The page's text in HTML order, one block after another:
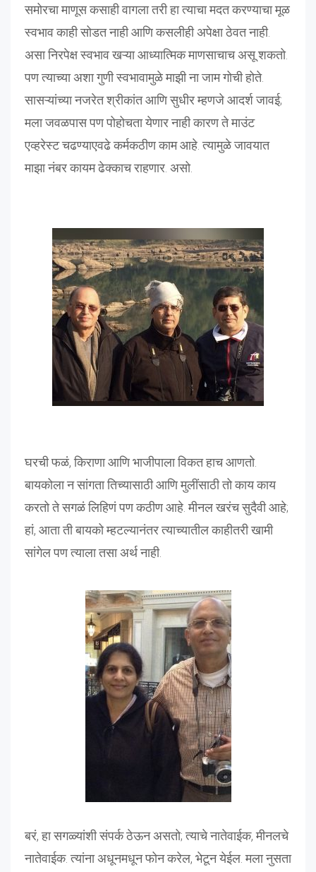
समोरचा माणूस कसाही वागला तरी हा त्याचा मदत करण्याचा मूळ
स्वभाव काही सोडत नाही आणि कसलीही अपेक्षा ठेवत नाही.
असा निरपेक्ष स्वभाव खऱ्या आध्यात्मिक माणसाचाच असू शकतो.
पण त्याच्या अशा गुणी स्वभावामुळे माझी ना जाम गोची होते.
सासऱ्यांच्या नजरेत श्रीकांत आणि सुधीर म्हणजे आदर्श जावई;
मला जवळपास पण पोहोचता येणार नाही कारण ते माउंट
एव्हरेस्ट चढण्याएवढे कर्मकठीण काम आहे. त्यामुळे जावयात
माझा नंबर कायम ढेक्काच राहणार. असो.
घरची फळं, किराणा आणि भाजीपाला विकत हाच आणतो.
बायकोला न सांगता तिच्यासाठी आणि मुलींसाठी तो काय काय
करतो ते सगळं लिहिणं पण कठीण आहे. मीनल खरंच सुदैवी आहे;
हां, आता ती बायको म्हटल्यानंतर त्याच्यातील काहीतरी खामी
सांगेल पण त्याला तसा अर्थ नाही.
बरं, हा सगळ्यांशी संपर्क ठेऊन असतो; त्याचे नातेवाईक, मीनलचे
नातेवाईक. त्यांना अधूनमधून फोन करेल, भेटून येईल. मला नुसता